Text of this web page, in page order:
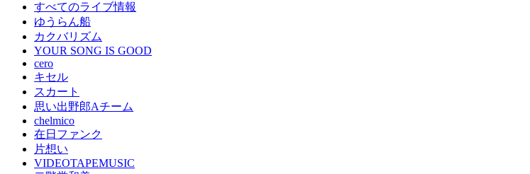
すべてのライブ情報
ゆうらん船
カクバリズム
YOUR SONG IS GOOD
cero
キセル
スカート
思い出野郎Aチーム
chelmico
在日ファンク
片想い
VIDEOTAPEMUSIC